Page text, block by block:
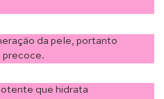
da pele, portanto
precoce.
que hidrata